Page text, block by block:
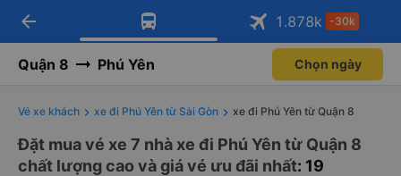
Tải app Vexere ngay!
Nhận ưu đãi thành viên độc
Mở app
Tải app Vexere
-30k/ghế khi đặt vé máy bay qua
Mở app
arrow_back 1.878k -30k
Quận 8 Phú Yên Chọn ngày
Vé xe khách xe đi Phú Yên từ Sài Gòn xe đi Phú Yên từ Quận 8
Đặt mua vé xe 7 nhà xe đi Phú Yên từ Quận 8
chất lượng cao và giá vé ưu đãi nhất: 19